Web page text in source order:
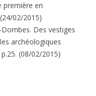
première en
02/2015)
Des vestiges
archéologiques
(08/02/2015)